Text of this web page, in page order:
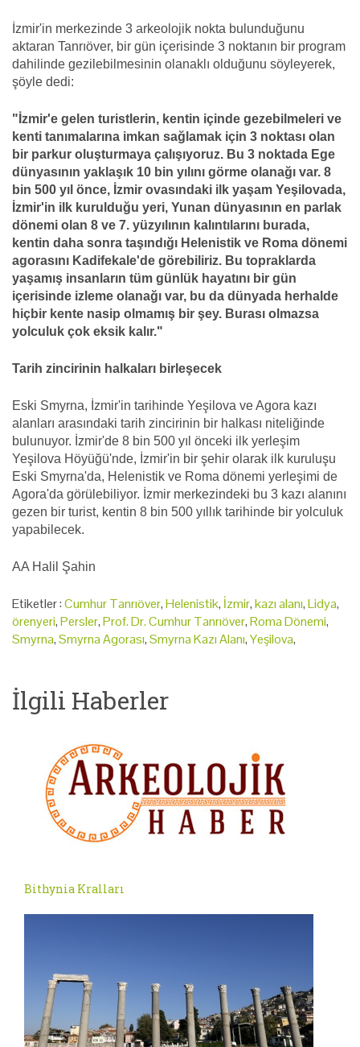
İzmir'in merkezinde 3 arkeolojik nokta bulunduğunu
aktaran Tanrıöver, bir gün içerisinde 3 noktanın bir program
dahilinde gezilebilmesinin olanaklı olduğunu söyleyerek,
şöyle dedi:
"İzmir'e gelen turistlerin, kentin içinde gezebilmeleri ve
kenti tanımalarına imkan sağlamak için 3 noktası olan
bir parkur oluşturmaya çalışıyoruz. Bu 3 noktada Ege
dünyasının yaklaşık 10 bin yılını görme olanağı var. 8
bin 500 yıl önce, İzmir ovasındaki ilk yaşam Yeşilovada,
İzmir'in ilk kurulduğu yeri, Yunan dünyasının en parlak
dönemi olan 8 ve 7. yüzyılının kalıntılarını burada,
kentin daha sonra taşındığı Helenistik ve Roma dönemi
agorasını Kadifekale'de görebiliriz. Bu topraklarda
yaşamış insanların tüm günlük hayatını bir gün
içerisinde izleme olanağı var, bu da dünyada herhalde
hiçbir kente nasip olmamış bir şey. Burası olmazsa
yolculuk çok eksik kalır."
Tarih zincirinin halkaları birleşecek
Eski Smyrna, İzmir'in tarihinde Yeşilova ve Agora kazı
alanları arasındaki tarih zincirinin bir halkası niteliğinde
bulunuyor. İzmir'de 8 bin 500 yıl önceki ilk yerleşim
Yeşilova Höyüğü'nde, İzmir'in bir şehir olarak ilk kuruluşu
Eski Smyrna'da, Helenistik ve Roma dönemi yerleşimi de
Agora'da görülebiliyor. İzmir merkezindeki bu 3 kazı alanını
gezen bir turist, kentin 8 bin 500 yıllık tarihinde bir yolculuk
yapabilecek.
AA Halil Şahin
Etiketler :Cumhur Tanrıöver,Helenistik, İzmir,kazı alanı,Lidya,
örenyeri,Persler,Prof. Dr. Cumhur Tanrıöver,Roma Dönemi,
Smyrna,Smyrna Agorası,Smyrna Kazı Alanı,Yeşilova,
İlgili Haberler
Bithynia Kralları